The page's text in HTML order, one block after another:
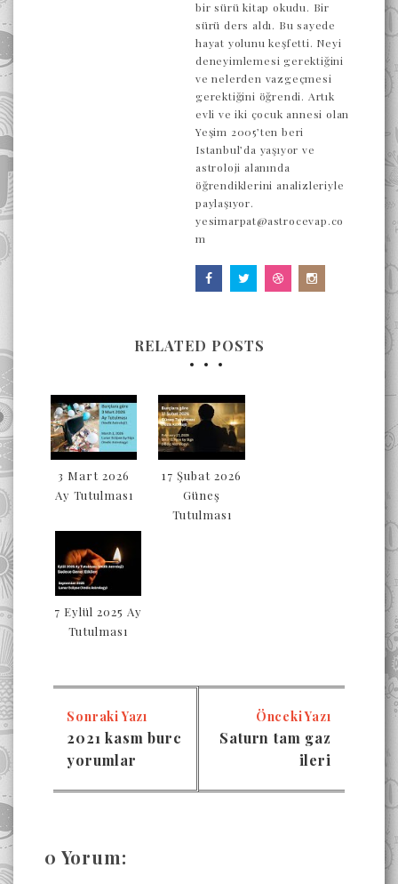
bir sürü kitap okudu. Bir
sürü ders aldı. Bu sayede
hayat yolunu keşfetti. Neyi
deneyimlemesi gerektiğini
ve nelerden vazgeçmesi
gerektiğini öğrendi. Artık
evli ve iki çocuk annesi olan
Yeşim 2005’ten beri
Istanbul’da yaşıyor ve
astroloji alanında
öğrendiklerini analizleriyle
paylaşıyor.
yesimarpat@astrocevap.co
m
RELATED POSTS
3 Mart 2026
Ay Tutulması
17 Şubat 2026
Güneş
Tutulması
7 Eylül 2025 Ay
Tutulması
Sonraki Yazı
2021 kasm burc
yorumlar
Önceki Yazı
Saturn tam gaz
ileri
0 Yorum: